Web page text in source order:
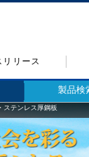
リリース
製品検
ステンレス厚鋼板